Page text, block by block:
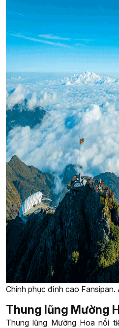
Chinh phục đỉnh cao Fansipan.
Thung lũng Mường
Thung lũng Mường Hoa nổi